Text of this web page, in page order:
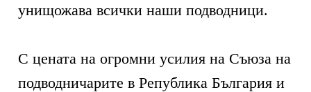
унищожава всички наши подводници.
С цената на огромни усилия на Съюза на
подводничарите в Република България и